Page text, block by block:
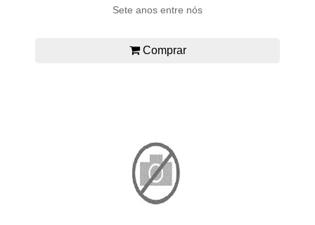
Sete anos entre nós
Comprar